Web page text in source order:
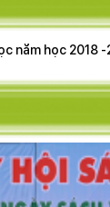
năm học 2018 -